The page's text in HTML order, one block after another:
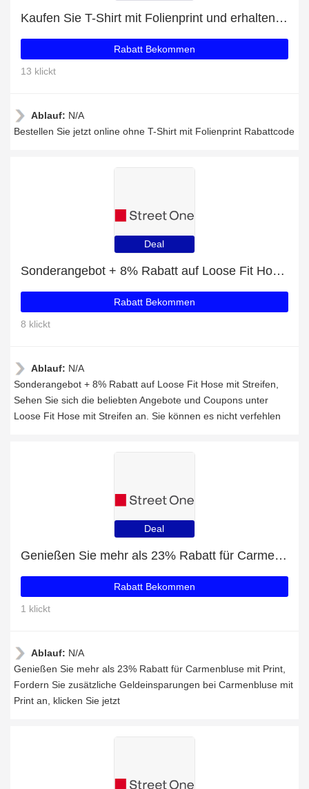
Kaufen Sie T-Shirt mit Folienprint und erhalten Sie 6% Rabatt
Rabatt Bekommen
13 klickt
Ablauf: N/A
Bestellen Sie jetzt online ohne T-Shirt mit Folienprint Rabattcode
Deal
Sonderangebot + 8% Rabatt auf Loose Fit Hose mit Streifen
Rabatt Bekommen
8 klickt
Ablauf: N/A
Sonderangebot + 8% Rabatt auf Loose Fit Hose mit Streifen,
Sehen Sie sich die beliebten Angebote und Coupons unter
Loose Fit Hose mit Streifen an. Sie können es nicht verfehlen
Deal
Genießen Sie mehr als 23% Rabatt für Carmenbluse mit Print
Rabatt Bekommen
1 klickt
Ablauf: N/A
Genießen Sie mehr als 23% Rabatt für Carmenbluse mit Print,
Fordern Sie zusätzliche Geldeinsparungen bei Carmenbluse mit
Print an, klicken Sie jetzt